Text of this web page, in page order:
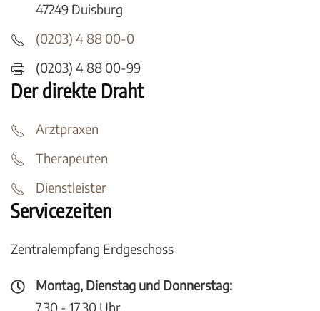
47249 Duisburg
(0203) 4 88 00-0
(0203) 4 88 00-99
Der direkte Draht
Arztpraxen
Therapeuten
Dienstleister
Servicezeiten
Zentralempfang Erdgeschoss
Montag, Dienstag und Donnerstag:
7.30 - 17.30 Uhr